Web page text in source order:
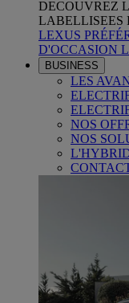
DECOUVREZ
LABELLISEES
LEXUS
D'OCCASION
BUSINESS
LES
NOS
NOS